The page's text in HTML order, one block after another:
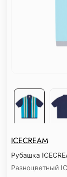
ICECREAM
Рубашка
Разноцветный